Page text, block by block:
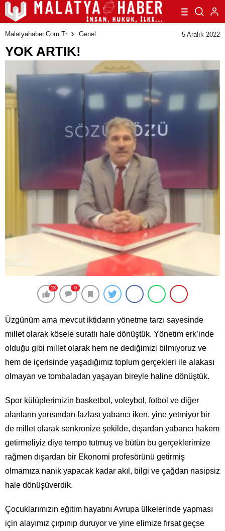
Malatyahaber.com.tr Genel 5 Aralık 2022
YOK ARTIK!
13 0
Üzgünüm ama mevcut iktidarın yönetme tarzı sayesinde
millet olarak kösele suratlı hale dönüştük. Yönetim erk’inde
olduğu gibi millet olarak hem ne dediğimizi bilmiyoruz ve
hem de içerisinde yaşadığımız toplum gerçekleri ile alakası
olmayan ve tombaladan yaşayan bireyle haline dönüştük.
Spor külüplerimizin basketbol, voleybol, fotbol ve diğer
alanların yarısından fazlası yabancı iken, yine yetmiyor bir
de millet olarak senkronize şekilde, dışardan yabancı hakem
getirmeliyiz diye tempo tutmuş ve bütün bu gerçeklerimize
rağmen dışardan bir Ekonomi profesörünü getirmiş
olmamıza nanik yapacak kadar akıl, bilgi ve çağdan nasipsiz
hale dönüşüverdik.
Çocuklarımızın eğitim hayatını Avrupa ülkelerinde yapması
için alayımız çırpınıp duruyor ve yine elimize fırsat geçse